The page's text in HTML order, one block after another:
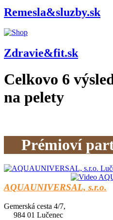
Remesla&sluzby.sk
Zdravie&fit.sk
Celkovo 6
na pelety
Prémioví
AQUAUNIVERSAL, s.r.o.
Gemerská cesta 4/7,
984 01 Lučenec